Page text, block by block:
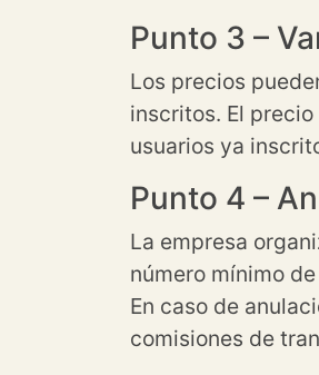
Punto 3 –
Los precios
inscritos. El
usuarios ya
Punto 4 –
La empresa
número mínimo
En caso de
comisiones de